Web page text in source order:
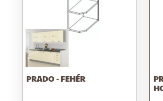
PRADO - FEHÉR